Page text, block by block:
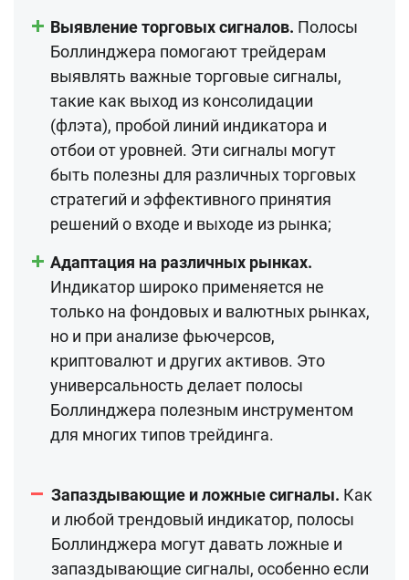
Выявление торговых сигналов. Полосы
Боллинджера помогают трейдерам
выявлять важные торговые сигналы,
такие как выход из консолидации
(флэта), пробой линий индикатора и
отбои от уровней. Эти сигналы могут
быть полезны для различных торговых
стратегий и эффективного принятия
решений о входе и выходе из рынка;
Адаптация на различных рынках.
Индикатор широко применяется не
только на фондовых и валютных рынках,
но и при анализе фьючерсов,
криптовалют и других активов. Это
универсальность делает полосы
Боллинджера полезным инструментом
для многих типов трейдинга.
Запаздывающие и ложные сигналы. Как
и любой трендовый индикатор, полосы
Боллинджера могут давать ложные и
запаздывающие сигналы, особенно если